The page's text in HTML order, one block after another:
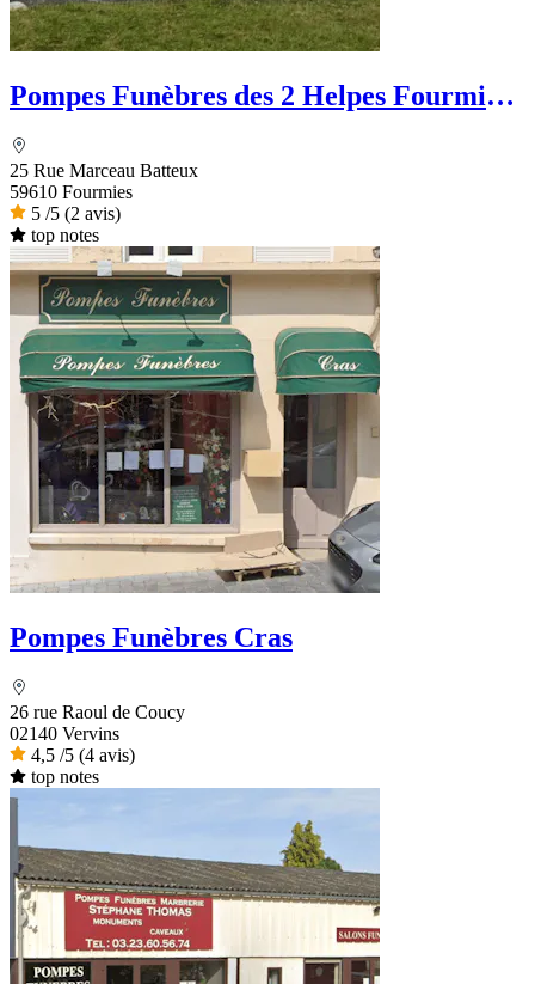
Pompes Funèbres des 2 Helpes Fourmies
25 Rue Marceau Batteux
59610 Fourmies
5 /5 (2 avis)
top notes
Pompes Funèbres Cras
26 rue Raoul de Coucy
02140 Vervins
4,5 /5 (4 avis)
top notes